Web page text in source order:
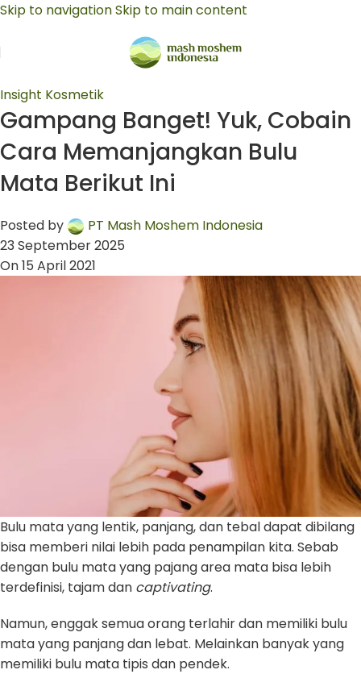
Skip to navigationSkip to main content
Insight Kosmetik
Gampang Banget! Yuk, Cobain
Cara Memanjangkan Bulu
Mata Berikut Ini
Posted by
PT Mash Moshem Indonesia
23 September 2025
On 15 April 2021
Bulu mata yang lentik, panjang, dan tebal dapat dibilang
bisa memberi nilai lebih pada penampilan kita. Sebab
dengan bulu mata yang pajang area mata bisa lebih
terdefinisi, tajam dan captivating.
Namun, enggak semua orang terlahir dan memiliki bulu
mata yang panjang dan lebat. Melainkan banyak yang
memiliki bulu mata tipis dan pendek.